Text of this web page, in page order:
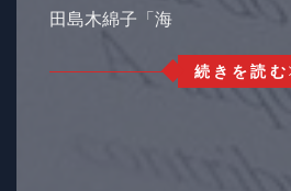
田島木綿子「海
続きを読む